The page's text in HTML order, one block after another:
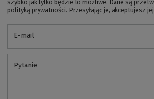
szybko jak tylko będzie to możliwe. Dane są
polityką prywatności. Przesyłając je, akceptujesz
E-mail
Pytanie